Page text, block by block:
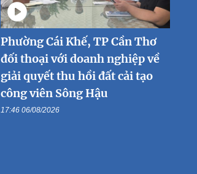
Phường Cái Khế, TP Cần Thơ
đối thoại với doanh nghiệp về
giải quyết thu hồi đất cải tạo
công viên Sông Hậu
17:46 06/08/2026